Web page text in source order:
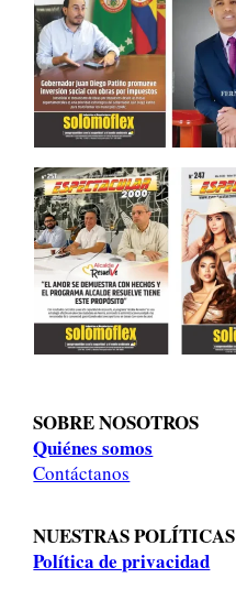
SOBRE NOSOTROS
Quiénes somos
Contáctanos
NUESTRAS POLÍTICAS
Política de privacidad